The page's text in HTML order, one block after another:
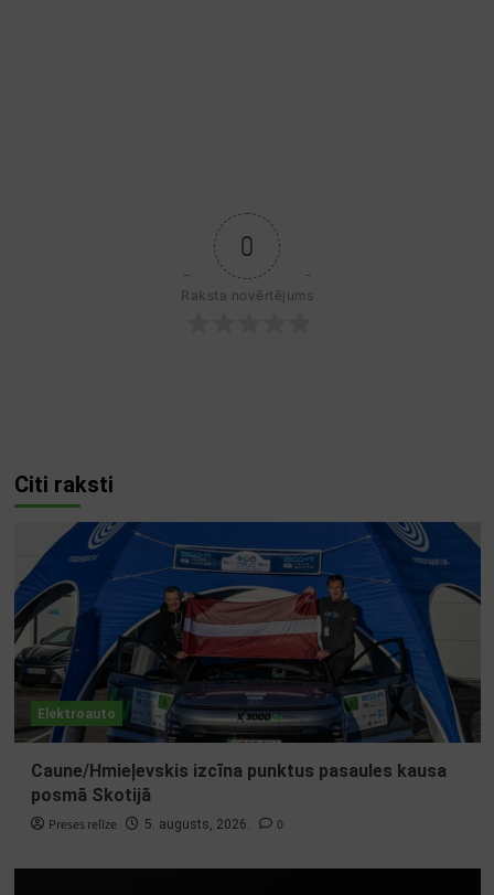
0
Raksta novērtējums
Citi raksti
Elektroauto
Caune/Hmieļevskis izcīna punktus pasaules kausa
posmā Skotijā
Preses relīze 5. augusts, 2026. 0